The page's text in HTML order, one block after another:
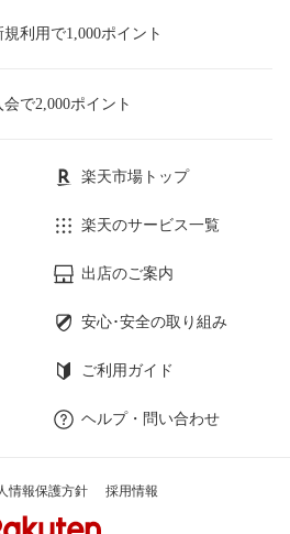
利用で1,000ポイント
で2,000ポイント
楽天市場トップ
楽天のサービス一覧
出店のご案内
安心･安全の取り組み
ご利用ガイド
ヘルプ・問い合わせ
情報保護方針 採用情報